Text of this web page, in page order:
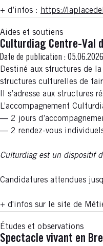
+ d’infos : https://
Aides et soutiens
Culturdiag Centre-Val
Date de publication : 05.06.2026
Destiné aux structures de
structures culturelles de
Il s’adresse aux
L’accompagnement
— 2 jours
— 2 rendez-vous
Culturdiag est un dispositif
Candidatures attendues
+ d'infos sur le site de
Études et observations
Spectacle vivant en